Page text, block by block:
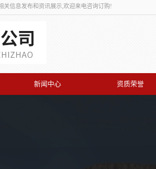
关信息发布和资讯展示,欢迎来电咨询订购!
新闻中心 资质荣誉